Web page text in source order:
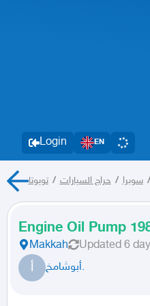
Login EN
/ سوبرا / حراج السيارات / تويوتا
Engine Oil Pump
Makkah Updated 6
أ أبوشامخ.